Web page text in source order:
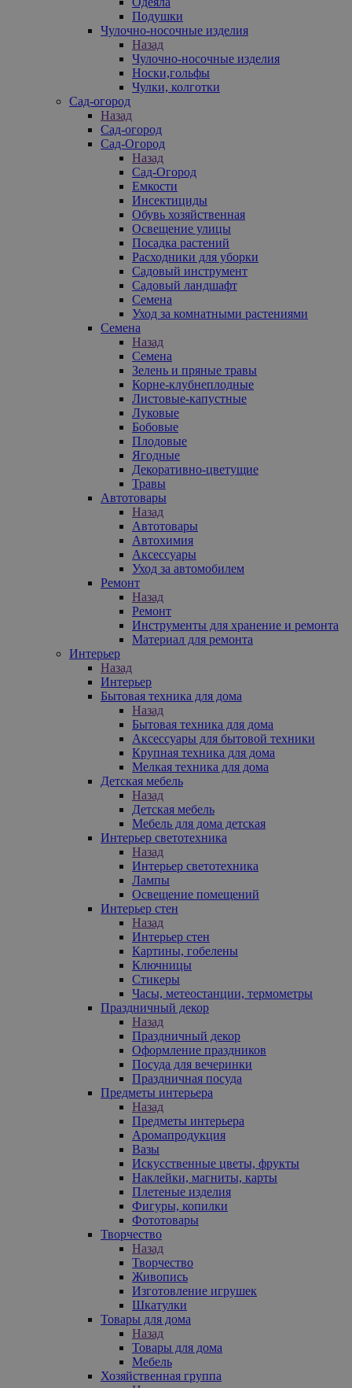
Подушки
Чулочно-носочные изделия
Назад
Чулочно-носочные изделия
Носки,гольфы
Чулки, колготки
Сад-огород
Назад
Сад-огород
Сад-Огород
Назад
Сад-Огород
Емкости
Инсектициды
Обувь хозяйственная
Освещение улицы
Посадка растений
Расходники для уборки
Садовый инструмент
Садовый ландшафт
Семена
Уход за комнатными растениями
Семена
Назад
Семена
Зелень и пряные травы
Корне-клубнеплодные
Листовые-капустные
Луковые
Бобовые
Плодовые
Ягодные
Декоративно-цветущие
Травы
Автотовары
Назад
Автотовары
Автохимия
Аксессуары
Уход за автомобилем
Ремонт
Назад
Ремонт
Инструменты для хранение и ремонта
Материал для ремонта
Интерьер
Назад
Интерьер
Бытовая техника для дома
Назад
Бытовая техника для дома
Аксессуары для бытовой техники
Крупная техника для дома
Мелкая техника для дома
Детская мебель
Назад
Детская мебель
Мебель для дома детская
Интерьер светотехника
Назад
Интерьер светотехника
Лампы
Освещение помещений
Интерьер стен
Назад
Интерьер стен
Картины, гобелены
Ключницы
Стикеры
Часы, метеостанции, термометры
Праздничный декор
Назад
Праздничный декор
Оформление праздников
Посуда для вечеринки
Праздничная посуда
Предметы интерьера
Назад
Предметы интерьера
Аромапродукция
Вазы
Искусственные цветы, фрукты
Наклейки, магниты, карты
Плетеные изделия
Фигуры, копилки
Фототовары
Творчество
Назад
Творчество
Живопись
Изготовление игрушек
Шкатулки
Товары для дома
Назад
Товары для дома
Мебель
Хозяйственная группа